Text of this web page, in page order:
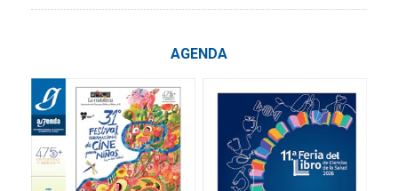
AGENDA